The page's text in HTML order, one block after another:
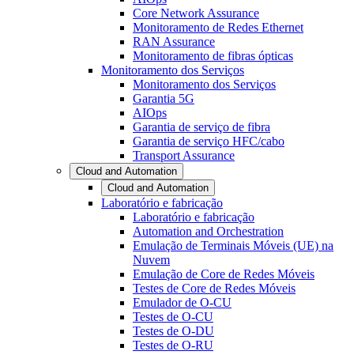
Core Network Assurance
Monitoramento de Redes Ethernet
RAN Assurance
Monitoramento de fibras ópticas
Monitoramento dos Serviços
Monitoramento dos Serviços
Garantia 5G
AIOps
Garantia de serviço de fibra
Garantia de serviço HFC/cabo
Transport Assurance
Cloud and Automation
Cloud and Automation
Laboratório e fabricação
Laboratório e fabricação
Automation and Orchestration
Emulação de Terminais Móveis (UE) na
Nuvem
Emulação de Core de Redes Móveis
Testes de Core de Redes Móveis
Emulador de O-CU
Testes de O-CU
Testes de O-DU
Testes de O-RU